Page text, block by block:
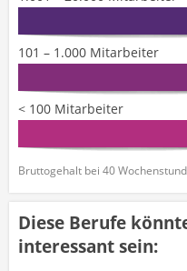
101 – 1.000 Mitarbeiter
< 100 Mitarbeiter
Bruttogehalt bei 40
Diese Berufe
interessant sein: